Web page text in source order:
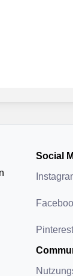
Social
Pinterest